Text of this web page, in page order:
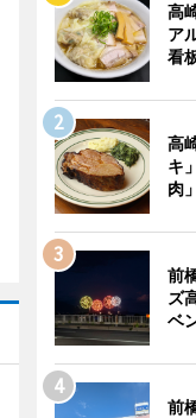
高
ア
看
高
キ
肉
前
ズ
ベ
前